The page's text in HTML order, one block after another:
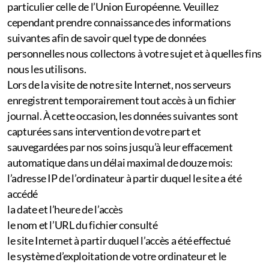
particulier celle de l’Union Européenne. Veuillez
cependant prendre connaissance des informations
suivantes afin de savoir quel type de données
personnelles nous collectons à votre sujet et à quelles fins
nous les utilisons.
Lors de la visite de notre site Internet, nos serveurs
enregistrent temporairement tout accès à un fichier
journal. À cette occasion, les données suivantes sont
capturées sans intervention de votre part et
sauvegardées par nos soins jusqu’à leur effacement
automatique dans un délai maximal de douze mois:
l’adresse IP de l’ordinateur à partir duquel le site a été
accédé
la date et l’heure de l’accès
le nom et l’URL du fichier consulté
le site Internet à partir duquel l’accès a été effectué
le système d’exploitation de votre ordinateur et le